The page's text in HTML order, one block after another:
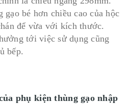
gạo bé hơn chiều cao của hộc
để vừa với kích thước.
tới việc sử dụng cũng
bếp.
phụ kiện thùng gạo nhập